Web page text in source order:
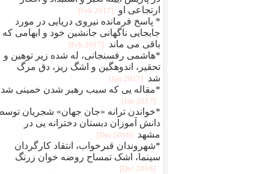
ارتجاعی او
[2017 Feb]
* پاسخ فرمانده نیروی دریایی در مورد
جابجایی ناگهانی جانشین خود و ابهامی که
باقی می ماند
[2017 Feb]
*هاشمی رفسنجانی، له شده زیر توهین و
تحقیر، اندوهگین و اشگ ریز، دق مرگ
شد
[2017 Jan]
*مقاله یی که سبب رهبر شدن خمینی شد
[2017 Jan]
*خواندن ترانه «جان جهان» شجریان
دانش آموزان دبستان دخترانه یی در
مشهد
[2016 Dec]
*شهروندان قبرخواب، انتقاد کارگردان
سینما، اشک تمساح روضه خوان زرنگ
[2016 Dec]